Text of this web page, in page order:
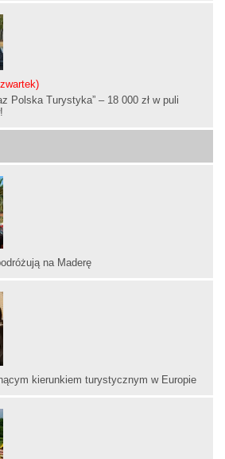
Polska Turystyka” – 18 000 zł w puli
na Maderę
kierunkiem turystycznym w Europie